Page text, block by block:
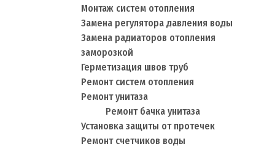
Монтаж систем отопления
Замена регулятора давления воды
Замена радиаторов отопления
заморозкой
Герметизация швов труб
Ремонт систем отопления
Ремонт унитаза
Ремонт бачка унитаза
Установка защиты от протечек
Ремонт счетчиков воды